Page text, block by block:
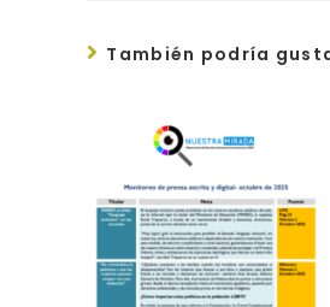
También podría